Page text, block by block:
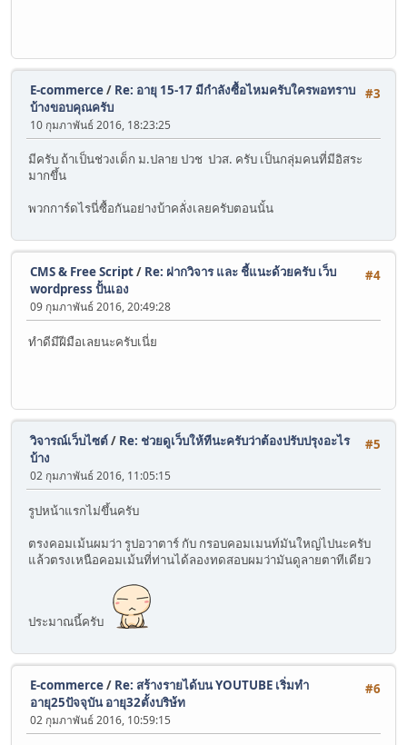
#3
E-commerce/ Re: อายุ 15-17 มีกำลังซื้อไหมครับใครพอทราบ
บ้างขอบคุณครับ
10 กุมภาพันธ์ 2016, 18:23:25
มีครับ ถ้าเป็นช่วงเด็ก ม.ปลาย ปวช ปวส. ครับ เป็นกลุ่มคนที่มีอิสระ
มากขึ้น
พวกการ์ดไรนี่ซื้อกันอย่างบ้าคลั่งเลยครับตอนนั้น
#4
CMS & Free Script/ Re: ฝากวิจาร และ ชี้แนะด้วยครับ เว็บ
wordpress ปั้นเอง
09 กุมภาพันธ์ 2016, 20:49:28
ทำดีมีฝีมือเลยนะครับเนี่ย
#5
วิจารณ์เว็บไซต์/ Re: ช่วยดูเว็บให้ทีนะครับว่าต้องปรับปรุงอะไร
บ้าง
02 กุมภาพันธ์ 2016, 11:05:15
รูปหน้าแรกไม่ขึ้นครับ
ตรงคอมเม้นผมว่า รูปอวาตาร์ กับ กรอบคอมเมนท์มันใหญ่ไปนะครับ
แล้วตรงเหนือคอมเม้นที่ท่านได้ลองทดสอบผมว่ามันดูลายตาทีเดียว
ประมาณนี้ครับ
#6
E-commerce/ Re: สร้างรายได้บน YOUTUBE เริ่มทำ
อายุ25ปัจจุบัน อายุ32ตั้งบริษ้ท
02 กุมภาพันธ์ 2016, 10:59:15